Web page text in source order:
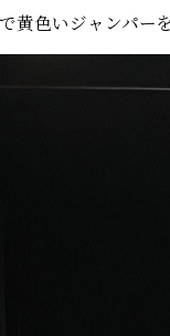
黄色いジャンパー